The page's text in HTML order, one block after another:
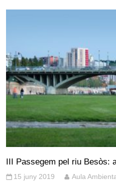
III Passegem pel riu Besòs:
15 juny 2019 Aula